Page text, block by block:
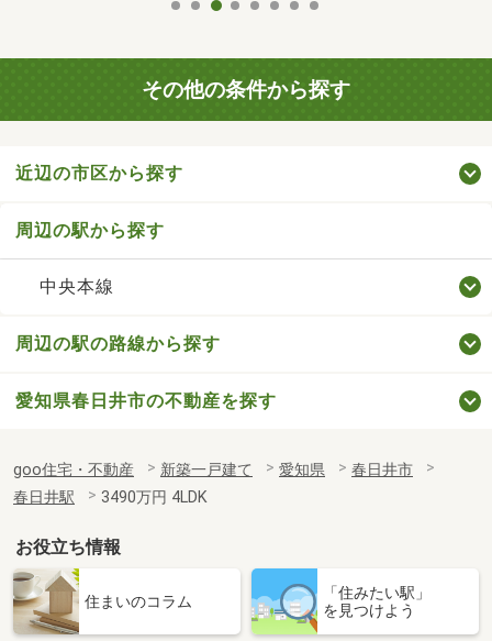
その他の条件から探す
近辺の市区から探す
周辺の駅から探す
中央本線
周辺の駅の路線から探す
愛知県春日井市の不動産を探す
goo住宅・不動産 新築一戸建て 愛知県
春日井市
春日井駅
3490万円 4LDK
お役立ち情報
住まいのコラム
「住みたい駅」
を見つけよう